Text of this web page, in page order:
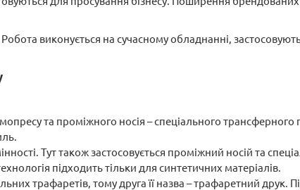
виконується на сучасному обладнанні,
та проміжного носія – спеціального
Тут також застосовується проміжний носій та
підходить тільки для синтетичних матеріалів.
трафаретів, тому друга її назва – трафаретний друк.